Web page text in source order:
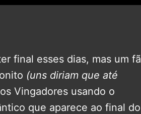
final esses dias, mas um fã
(uns diriam que até
Vingadores usando o
que aparece ao final do